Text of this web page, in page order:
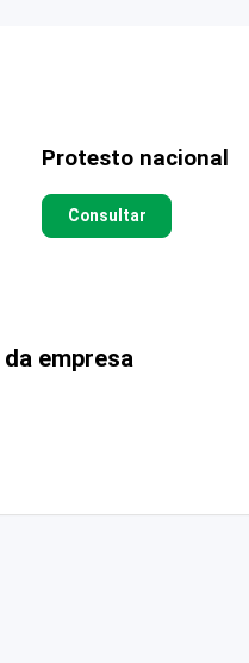
Protesto nacional
Consultar
empresa